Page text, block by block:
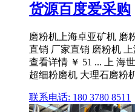
货源百度爱采购
磨粉机上海卓亚矿机 磨
直销 厂家直销 磨粉机
查看详情 ￥ 51 ... 上 海
超细粉磨机 大理石磨粉
联系电话: 180 3780 8511